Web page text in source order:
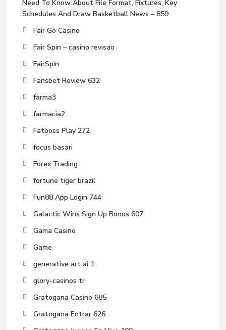
Need To Know About File Format, Fixtures, Key
Schedules And Draw Basketball News – 859
Fair Go Casino
Fair Spin – casino revisao
FairSpin
Fansbet Review 632
farma3
farmacia2
Fatboss Play 272
focus basari
Forex Trading
fortune tiger brazil
Fun88 App Login 744
Galactic Wins Sign Up Bonus 607
Gama Casino
Game
generative art ai 1
glory-casinos tr
Gratogana Casino 685
Gratogana Entrar 626